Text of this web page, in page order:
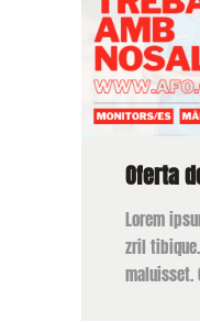
Oferta
Lorem
zril
maluisset.